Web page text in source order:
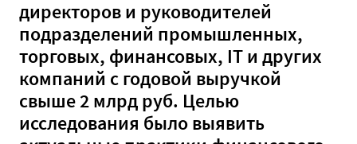
директоров и руководителей
подразделений промышленных,
торговых, финансовых, IT и других
компаний с годовой выручкой
свыше 2 млрд руб. Целью
исследования было выявить